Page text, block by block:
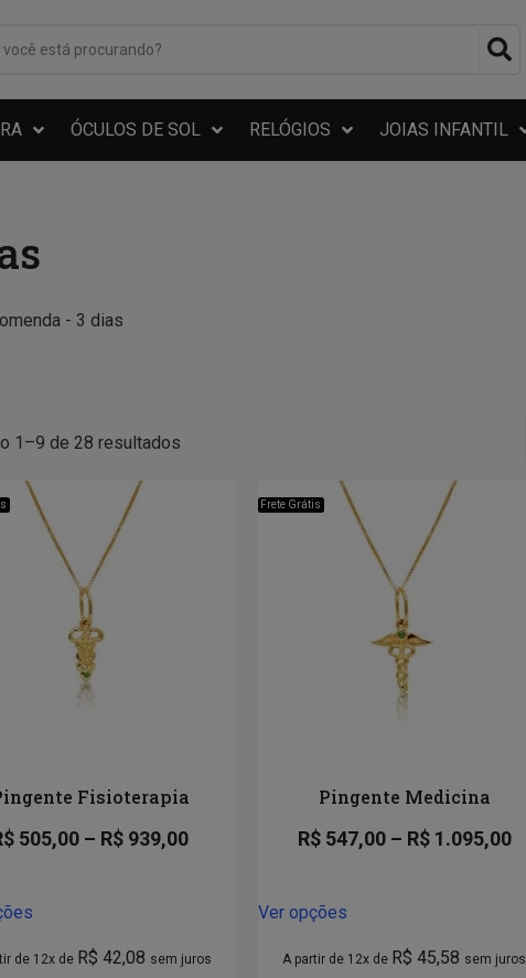
ÓCULOS DE SOL RELÓGIOS JOIAS INFANTIL
- 3 dias
1–9 de 28 resultados
Fisioterapia
505,00 – R$ 939,00
de 12x de R$ 42,08 sem juros
Frete Grátis
Pingente Medicina
R$547,00– R$1.095,00
Ver opções
A partir de 12x de R$ 45,58 sem juros